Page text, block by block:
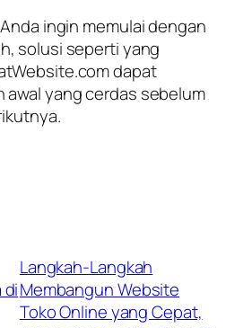
ingin memulai dengan
solusi seperti yang
dapat
awal yang cerdas sebelum
di
Langkah-Langkah
Membangun Website
Toko Online yang Cepat,